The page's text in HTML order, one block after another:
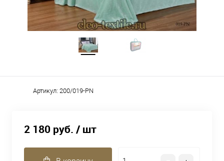
Артикул: 200/019-PN
2 180 руб. / шт